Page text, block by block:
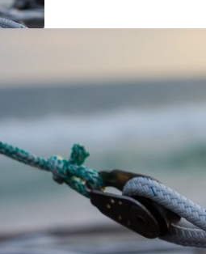
la consommation de son